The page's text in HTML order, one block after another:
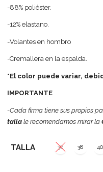
-88% poliéster.
-12% elastano.
-Volantes en hombro
-Cremallera en la espalda.
*El color puede variar,
IMPORTANTE
-Cada firma tiene sus propios
talla le recomendamos mirar la
TALLA 36 38 40